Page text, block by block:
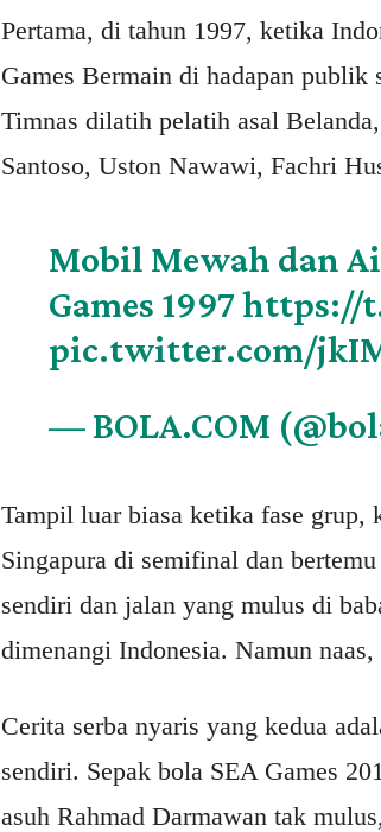
Pertama, di tahun 1997, ketika
Games Bermain di hadapan
Timnas dilatih pelatih asal
Santoso, Uston Nawawi, Fachri
Mobil Mewah dan
Games 1997https://
pic.twitter.com/
— BOLA.COM
Tampil luar biasa ketika fase grup,
Singapura di semifinal dan
sendiri dan jalan yang mulus di
dimenangi Indonesia. Namun
Cerita serba nyaris yang kedua
sendiri. Sepak bola SEA Games
asuh Rahmad Darmawan tak